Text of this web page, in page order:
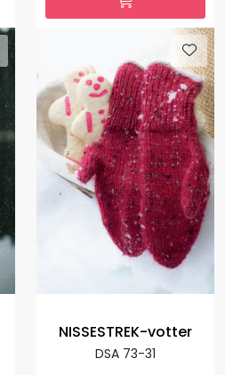
NISSESTREK-votter
DSA 73-31